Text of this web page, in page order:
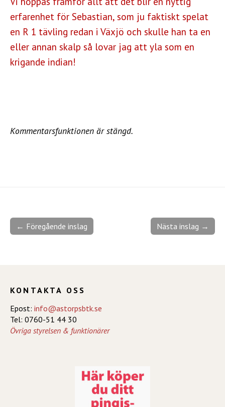
erfarenhet för Sebastian, som ju faktiskt spelat
en R 1 tävling redan i Växjö och skulle han ta en
eller annan skalp så lovar jag att yla som en
krigande indian!
Kommentarsfunktionen är stängd.
Nästa inslag →
← Föregående inslag
KONTAKTA OSS
Epost: info@astorpsbtk.se
Tel: 0760-51 44 30
Övriga styrelsen & funktionärer